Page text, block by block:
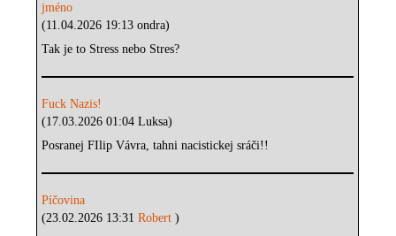
jméno
(11.04.2026 19:13 ondra)
Tak je to Stress nebo Stres?
Fuck Nazis!
(17.03.2026 01:04 Luksa)
Posranej FIlip Vávra, tahni nacistickej sráči!!
Píčovina
(23.02.2026 13:31Robert)